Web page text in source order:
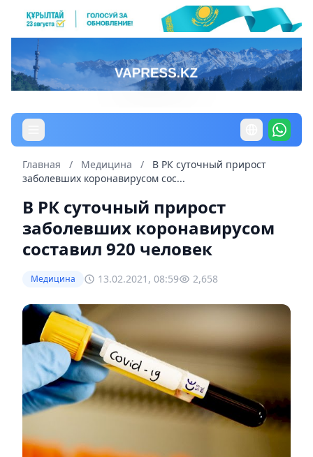
Главная / Медицина /
В РК суточный прирост
заболевших коронавирусом сос...
В РК суточный прирост
заболевших коронавирусом
составил 920 человек
Медицина 13.02.2021, 08:59 2,658